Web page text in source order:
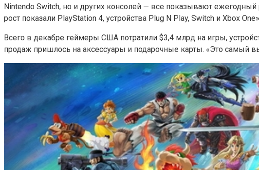
Nintendo Switch, но и других консолей — все показывают
рост показали PlayStation 4, устройства Plug N Play, Switch и Xbox
Всего в декабре геймеры США потратили $3,4 млрд на игры,
продаж пришлось на аксессуары и подарочные карты. «Это самый